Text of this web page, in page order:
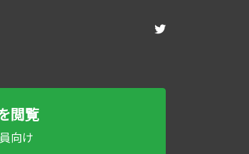
閲覧
向け